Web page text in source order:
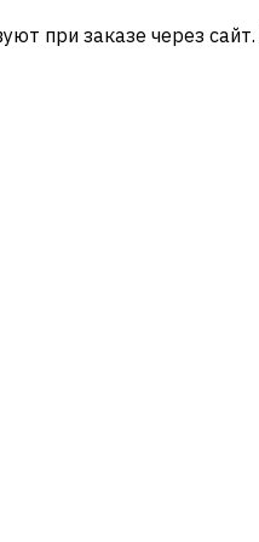
при заказе через